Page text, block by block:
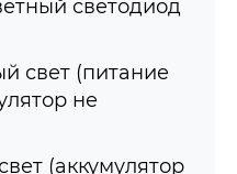
светодиод
свет (питание
не
(аккумулятор